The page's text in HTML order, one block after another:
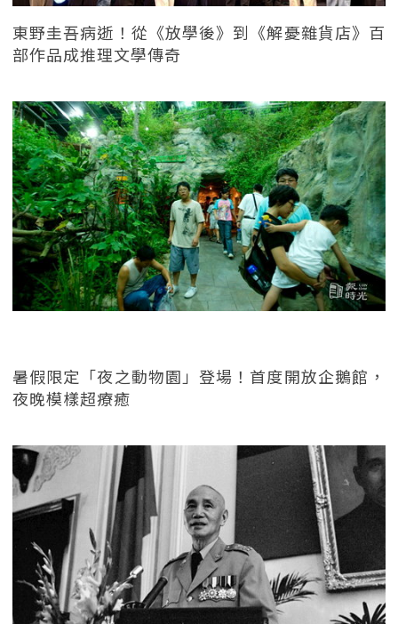
東野圭吾病逝！從《放學後》到《解憂雜貨店》百
部作品成推理文學傳奇
暑假限定「夜之動物園」登場！首度開放企鵝館，
夜晚模樣超療癒